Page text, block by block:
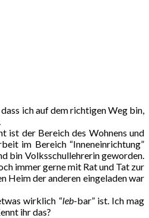
ich auf dem richtigen Weg bin,
ist der Bereich des Wohnens und
im Bereich “Inneneinrichtung”
bin Volksschullehrerin geworden.
immer gerne mit Rat und Tat zur
Heim der anderen eingeladen war
wirklich “leb-bar” ist. Ich mag
ihr das?